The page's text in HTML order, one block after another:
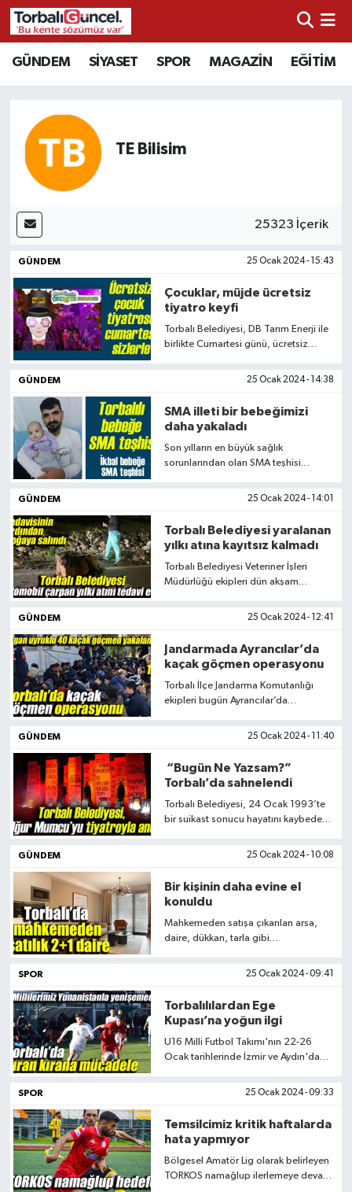
GÜNDEM SİYASET SPOR MAGAZİN EĞİTİM
TE Bilisim
25323 İçerik
GÜNDEM 25 Ocak 2024 - 15:43
Çocuklar, müjde ücretsiz
tiyatro keyfi
Torbalı Belediyesi, DB Tarım Enerji ile
birlikte Cumartesi günü, ücretsiz
kapsamda Charlie’nin Çikolata
GÜNDEM 25 Ocak 2024 - 14:38
SMA illeti bir bebeğimizi
daha yakaladı
Son yılların en büyük sağlık
sorunlarından olan SMA teşhisi
kondu. Tedavisi oldukça pahalı olan
GÜNDEM 25 Ocak 2024 - 14:01
Torbalı Belediyesi yaralanan
yılkı atına kayıtsız kalmadı
Torbalı Belediyesi Veteriner İşleri
Müdürlüğü ekipleri dün akşam
çarpan yılkı atını tedavi etti. Tedavisi
GÜNDEM 25 Ocak 2024 - 12:41
Jandarmada Ayrancılar’da
kaçak göçmen operasyonu
Torbalı İlçe Jandarma Komutanlığı
ekipleri bugün Ayrancılar’da
yakaladı. Yakalanan kaçak göçmenler
GÜNDEM 25 Ocak 2024 - 11:40
“Bugün Ne Yazsam?”
Torbalı’da sahnelendi
Torbalı Belediyesi, 24 Ocak 1993’te
bir suikast sonucu hayatını kaybeden
Mumcu’nun ölüm yıl dönümü
GÜNDEM 25 Ocak 2024 - 10:08
Bir kişinin daha evine el
konuldu
Mahkemeden satışa çıkarılan arsa,
daire, dükkan, tarla gibi
artmaya devam ediyor. Bu ilanlara
SPOR 25 Ocak 2024 - 09:41
Torbalılılardan Ege
Kupası’na yoğun ilgi
U16 Milli Futbol Takımı'nın 22-26
Ocak tarihlerinde İzmir ve Aydın'da
devam ediyor. Milli takımımız ikinci
SPOR 25 Ocak 2024 - 09:33
Temsilcimiz kritik haftalarda
hata yapmıyor
Bölgesel Amatör Lig olarak belirleyen
TORKOS namağlup ilerlemeye devam
İzmir Nöbetçi Eczaneler
İzmir Namaz Vakitleri
İzmir Trafik Yoğunluk Haritası
Süper Lig Puan Durumu ve Fikstür
Tüm Manşetler
Son Dakika Haberleri
Haber Arşivi